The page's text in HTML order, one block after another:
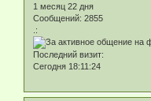
1 месяц 22 дня
Сообщений: 2855
.:
Последний визит:
Сегодня 18:11:24